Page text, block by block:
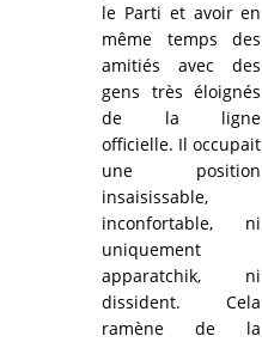
le Parti et avoir en
même temps des
amitiés avec des
gens très éloignés
de la ligne
officielle. Il occupait
une position
insaisissable,
inconfortable, ni
uniquement
apparatchik, ni
dissident. Cela
ramène de la